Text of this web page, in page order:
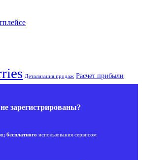
Детализация продаж Расчет прибыли
зарегистрированы?
бесплатного использования сервисом